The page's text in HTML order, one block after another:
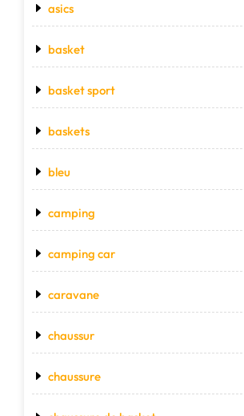
asics
basket
basket sport
baskets
bleu
camping
camping car
caravane
chaussur
chaussure